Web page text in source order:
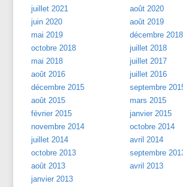
juillet 2021
août 2020
juin 2020
août 2019
mai 2019
décembre 2018
octobre 2018
juillet 2018
mai 2018
juillet 2017
août 2016
juillet 2016
décembre 2015
septembre
août 2015
mars 2015
février 2015
janvier 2015
novembre 2014
octobre 2014
juillet 2014
avril 2014
octobre 2013
septembre
août 2013
avril 2013
janvier 2013